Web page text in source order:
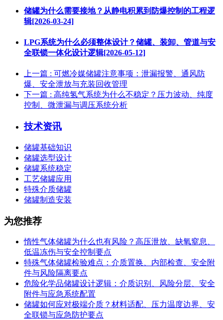
储罐为什么需要接地？从静电积累到防爆控制的工程逻
辑[2026-03-24]
LPG系统为什么必须整体设计？储罐、装卸、管道与安
全联锁一体化设计逻辑[2026-05-12]
上一篇 : 可燃冷媒储罐注意事项：泄漏报警、通风防
爆、安全泄放与充装回收管理
下一篇 : 高纯氢气系统为什么不稳定？压力波动、纯度
控制、微泄漏与调压系统分析
技术资讯
储罐基础知识
储罐选型设计
储罐系统稳定
工艺储罐应用
特殊介质储罐
储罐制造安装
为您推荐
惰性气体储罐为什么也有风险？高压泄放、缺氧窒息、
低温冻伤与安全控制要点
特殊气体储罐检验难点：介质置换、内部检查、安全附
件与风险隔离要点
危险化学品储罐设计逻辑：介质识别、风险分层、安全
附件与应急系统配置
储罐如何应对极端介质？材料适配、压力温度边界、安
全联锁与应急防护要点